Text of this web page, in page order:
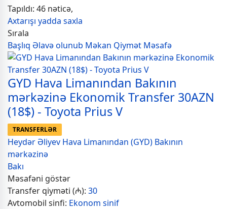
Tapıldı: 46 nəticə,
Axtarışı yadda saxla
Sırala
Başlıq Əlavə olunub Məkan Qiymət Məsafə
GYD Hava Limanından Bakının
mərkəzinə Ekonomik Transfer 30AZN
(18$) - Toyota Prius V
TRANSFERLƏR
Heydər Əliyev Hava Limanından (GYD) Bakının
mərkəzinə
Bakı
Məsafəni göstər
Transfer qiyməti (₼): 30
Avtomobil sinfi: Ekonom sinif